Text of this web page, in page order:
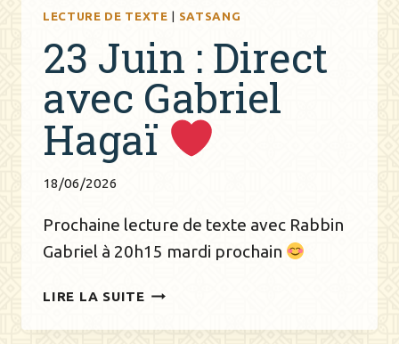
LECTURE DE TEXTE SATSANG
23 Juin : Direct
avec Gabriel
Hagaï
18/06/2026
Prochaine lecture de texte avec Rabbin
Gabriel à 20h15 mardi prochain
LIRE LA SUITE 23
: